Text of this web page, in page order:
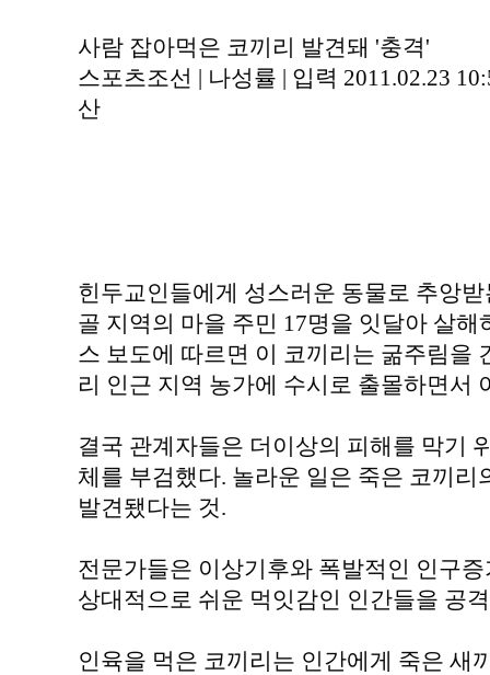
사람 잡아먹은 코끼리 발견돼 '충격'
스포츠조선 | 나성률 | 입력 2011.02.23
산
힌두교인들에게 성스러운 동물로 추앙
골 지역의 마을 주민 17명을 잇달아 살해
스 보도에 따르면 이 코끼리는 굶주림을
리 인근 지역 농가에 수시로 출몰하면서
결국 관계자들은 더이상의 피해를 막기
체를 부검했다. 놀라운 일은 죽은 코끼
발견됐다는 것.
전문가들은 이상기후와 폭발적인 인구
상대적으로 쉬운 먹잇감인 인간들을 공
인육을 먹은 코끼리는 인간에게 죽은 새